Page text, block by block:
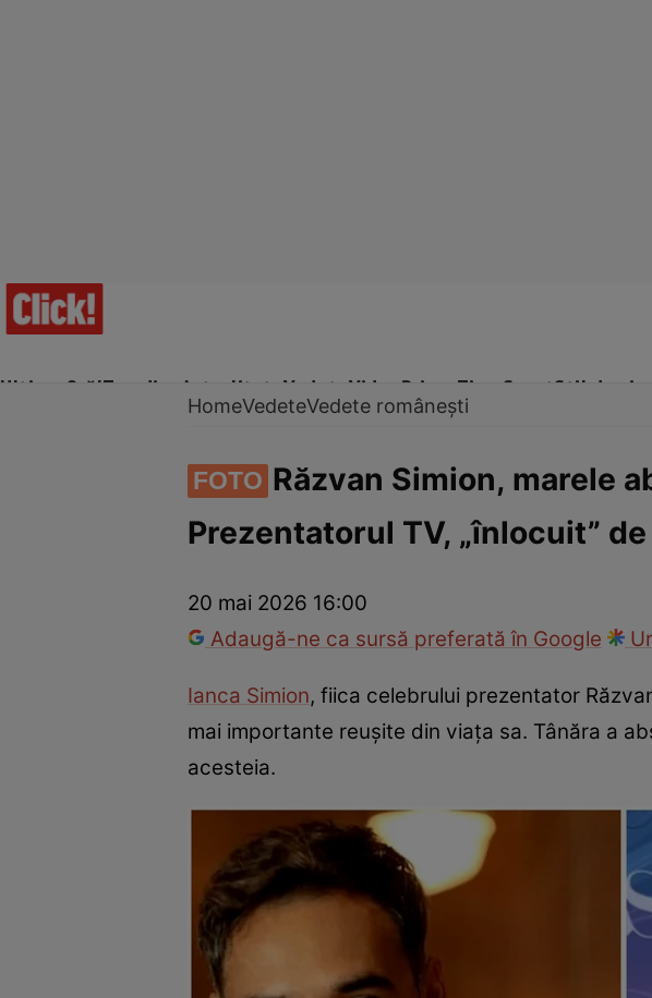
Ultima Oră!Trending Actualitate Vedete Video Prime Time SportStil de
Vedete internaționale Vedete româneștiInterviurile Click!Paparazzii
HomeVedeteVedete românești
FOTO Răzvan Simion, marele
Prezentatorul TV, „înlocuit”
20 mai 2026 16:00
Adaugă-ne ca sursă preferată în Google
Ianca Simion, fiica celebrului prezentator
mai importante reușite din viața sa. Tânăra a
acesteia.